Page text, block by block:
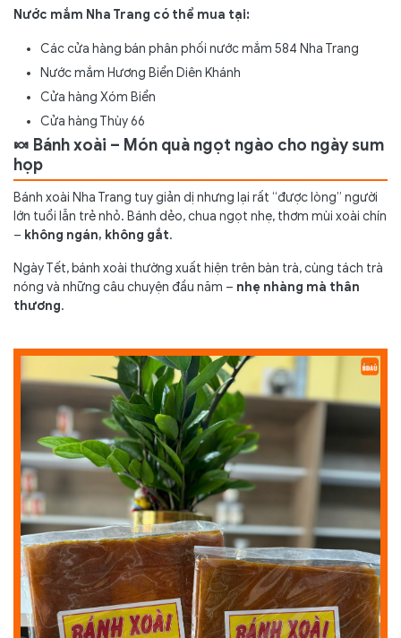
Nước mắm Nha Trang có thể mua tại:
Các cửa hàng bán phân phối nước mắm 584 Nha Trang
Nước mắm Hương Biển Diên Khánh
Cửa hàng Xóm Biển
Cửa hàng Thùy 66
🍬 Bánh xoài – Món quà ngọt ngào cho ngày sum
họp
Bánh xoài Nha Trang tuy giản dị nhưng lại rất “được lòng” người
lớn tuổi lẫn trẻ nhỏ. Bánh dẻo, chua ngọt nhẹ, thơm mùi xoài chín
– không ngán, không gắt.
Ngày Tết, bánh xoài thường xuất hiện trên bàn trà, cùng tách trà
nóng và những câu chuyện đầu năm – nhẹ nhàng mà thân
thương.